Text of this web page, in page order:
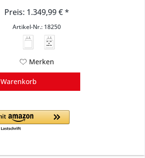
Preis: 1.349,99 € *
Artikel-Nr.: 18250
45 - 65
W
USB PD
Merken
Warenkorb